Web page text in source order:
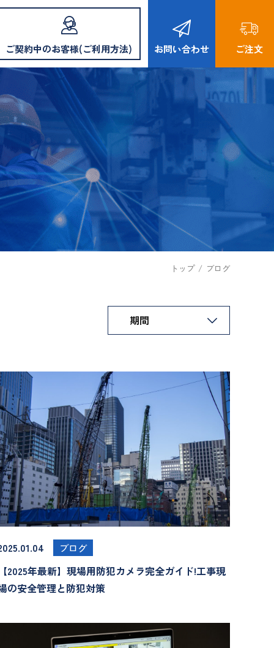
ご契約中のお客様(ご利用方法) お問い合わせ ご注文
トップ / ブログ
ブログ
2025年最新】現場用防犯カメラ完全ガイド!工事現
の安全管理と防犯対策